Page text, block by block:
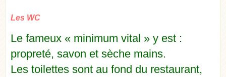
Les WC
Le fameux « minimum vital » y est :
propreté, savon et sèche mains.
Les toilettes sont au fond du restaurant,